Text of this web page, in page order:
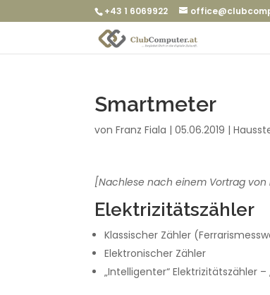
+43 1 6069922
Smartmeter
vonFranz Fiala |05.06.2019 |
[Nachlese nach einem Vortrag von
Elektrizitätszähler
Klassischer Zähler
Elektronischer Zähler
„Intelligenter“